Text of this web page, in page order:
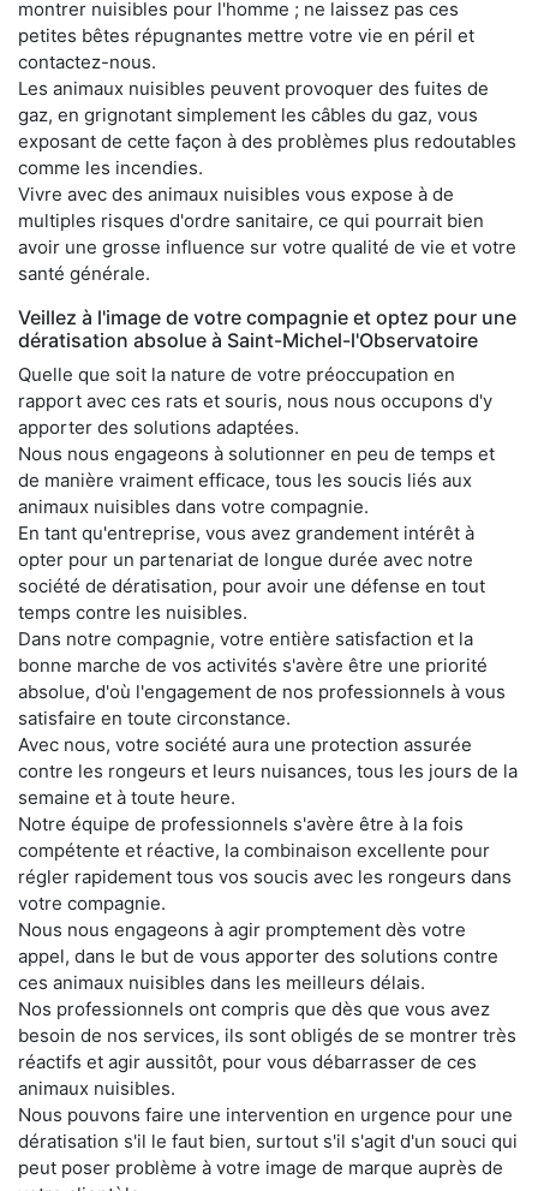
montrer nuisibles pour l'homme ; ne laissez pas ces
petites bêtes répugnantes mettre votre vie en péril et
contactez-nous.
Les animaux nuisibles peuvent provoquer des fuites de
gaz, en grignotant simplement les câbles du gaz, vous
exposant de cette façon à des problèmes plus redoutables
comme les incendies.
Vivre avec des animaux nuisibles vous expose à de
multiples risques d'ordre sanitaire, ce qui pourrait bien
avoir une grosse influence sur votre qualité de vie et votre
santé générale.
Veillez à l'image de votre compagnie et optez pour une
dératisation absolue à Saint-Michel-l'Observatoire
Quelle que soit la nature de votre préoccupation en
rapport avec ces rats et souris, nous nous occupons d'y
apporter des solutions adaptées.
Nous nous engageons à solutionner en peu de temps et
de manière vraiment efficace, tous les soucis liés aux
animaux nuisibles dans votre compagnie.
En tant qu'entreprise, vous avez grandement intérêt à
opter pour un partenariat de longue durée avec notre
société de dératisation, pour avoir une défense en tout
temps contre les nuisibles.
Dans notre compagnie, votre entière satisfaction et la
bonne marche de vos activités s'avère être une priorité
absolue, d'où l'engagement de nos professionnels à vous
satisfaire en toute circonstance.
Avec nous, votre société aura une protection assurée
contre les rongeurs et leurs nuisances, tous les jours de la
semaine et à toute heure.
Notre équipe de professionnels s'avère être à la fois
compétente et réactive, la combinaison excellente pour
régler rapidement tous vos soucis avec les rongeurs dans
votre compagnie.
Nous nous engageons à agir promptement dès votre
appel, dans le but de vous apporter des solutions contre
ces animaux nuisibles dans les meilleurs délais.
Nos professionnels ont compris que dès que vous avez
besoin de nos services, ils sont obligés de se montrer très
réactifs et agir aussitôt, pour vous débarrasser de ces
animaux nuisibles.
Nous pouvons faire une intervention en urgence pour une
dératisation s'il le faut bien, surtout s'il s'agit d'un souci qui
peut poser problème à votre image de marque auprès de